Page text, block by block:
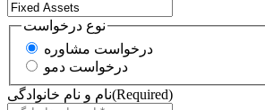
نوع درخواست
درخواست مشاوره
درخواست دمو
نام و نام خانوادگی(Required)